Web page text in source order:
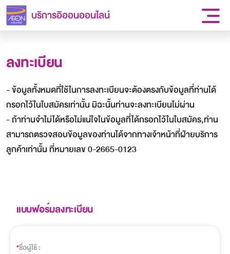
บริการอิออนออนไลน์
ลงทะเบียน
- ข้อมูลทั้งหมดที่ใช้ในการลงทะเบียนจะต้องตรงกับข้อมูลที่ท่านได้
กรอกไว้ในใบสมัครเท่านั้น มิฉะนั้นท่านจะลงทะเบียนไม่ผ่าน
- ถ้าท่านจำไม่ได้หรือไม่แน่ใจในข้อมูลที่ได้กรอกไว้ในใบสมัคร,ท่าน
สามารถตรวจสอบข้อมูลของท่านได้จากทางเจ้าหน้าที่ฝ่ายบริการ
ลูกค้าเท่านั้น ที่หมายเลข 0-2665-0123
แบบฟอร์มลงทะเบียน
*ชื่อผู้ใช้ :